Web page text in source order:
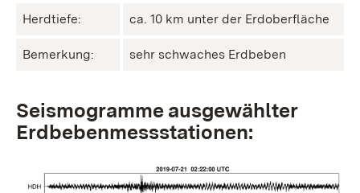
Herdtiefe: ca. 10 km unter der Erdoberfläche
Bemerkung: sehr schwaches Erdbeben
Seismogramme ausgewählter
Erdbebenmessstationen: